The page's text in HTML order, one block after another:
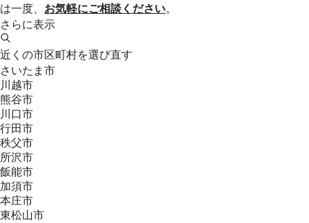
は一度、 お気軽にご相談ください。
さらに表示
近くの市区町村を選び直す
さいたま市
川越市
熊谷市
川口市
行田市
秩父市
所沢市
飯能市
加須市
本庄市
東松山市